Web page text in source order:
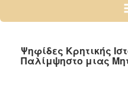
2024
2022
Ψηφίδες Κρητικής
Παλίμψηστο μιας